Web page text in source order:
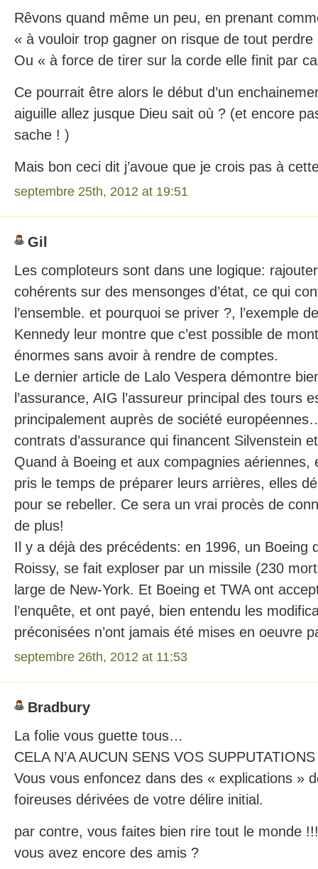
Rêvons quand même un peu, en prenant
« à vouloir trop gagner on risque de tout
Ou « à force de tirer sur la corde elle finit par
Ce pourrait être alors le début d’un
aiguille allez jusque Dieu sait où ? (et encore
sache ! )
Mais bon ceci dit j’avoue que je crois pas à
septembre 25th, 2012 at 19:51
Gil
Les comploteurs sont dans une logique:
cohérents sur des mensonges d’état, ce qui
l’ensemble. et pourquoi se priver ?, l’exemple
Kennedy leur montre que c’est possible de
énormes sans avoir à rendre de comptes.
Le dernier article de Lalo Vespera démontre
l’assurance, AIG l’assureur principal des tours
principalement auprès de société
contrats d’assurance qui financent Silvenstein
Quand à Boeing et aux compagnies aériennes,
pris le temps de préparer leurs arrières, elles
pour se rebeller. Ce sera un vrai procès de
de plus!
Il y a déjà des précédents: en 1996, un Boeing
Roissy, se fait exploser par un missile (230
large de New-York. Et Boeing et TWA ont
l’enquête, et ont payé, bien entendu les
préconisées n’ont jamais été mises en oeuvre
septembre 26th, 2012 at 11:53
Bradbury
La folie vous guette tous…
CELA N’A AUCUN SENS VOS
Vous vous enfoncez dans des « explications »
foireuses dérivées de votre délire initial.
par contre, vous faites bien rire tout le monde !!!
vous avez encore des amis ?